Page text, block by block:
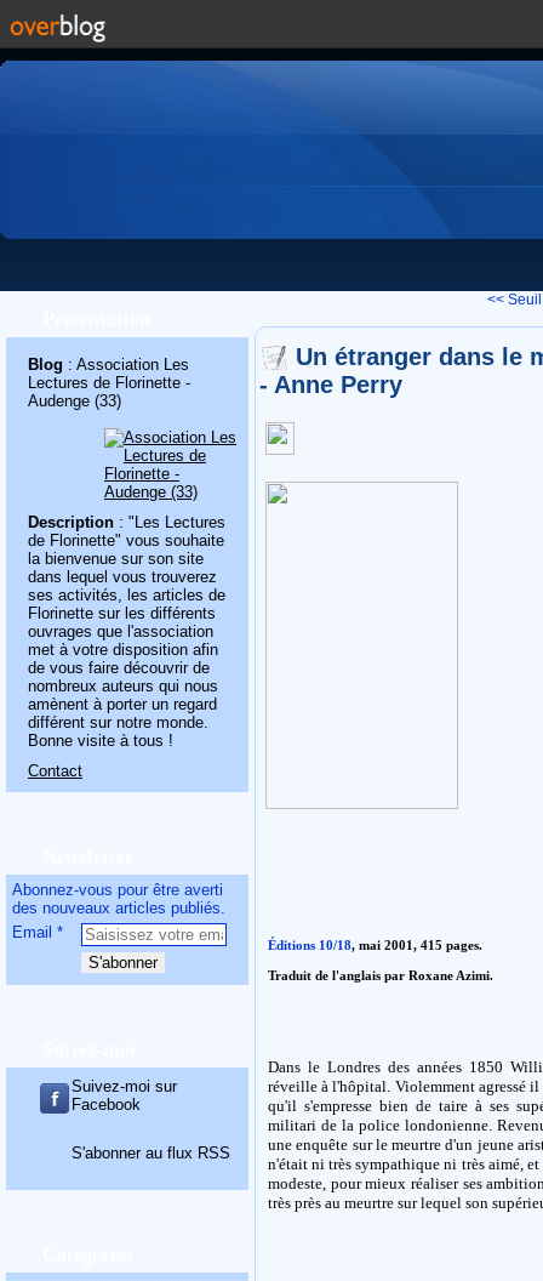
Blog : Association Les
Lectures de Florinette -
Audenge (33)
Description : "Les Lectures
de Florinette" vous souhaite
la bienvenue sur son site
dans lequel vous trouverez
ses activités, les articles de
Florinette sur les différents
ouvrages que l'association
met à votre disposition afin
de vous faire découvrir de
nombreux auteurs qui nous
amènent à porter un regard
différent sur notre monde.
Bonne visite à tous !
Contact
Abonnez-vous pour être averti
des nouveaux articles publiés.
Email
Suivez-moi sur
Facebook
S'abonner au flux RSS
<< Seuil
Un étranger dans le
- Anne Perry
Éditions 10/18, mai 2001, 415 pages.
Traduit de l'anglais par Roxane Azimi.
Dans le Londres des années 1850
réveille à l'hôpital. Violemment agressé il
qu'il s'empresse bien de taire à ses
militari de la police londonienne.
une enquête sur le meurtre d'un jeune
n'était ni très sympathique ni très aimé,
modeste, pour mieux réaliser ses
très près au meurtre sur lequel son